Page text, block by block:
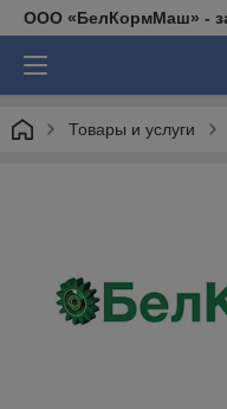
ООО «БелКормМаш» -
Товары и услуги